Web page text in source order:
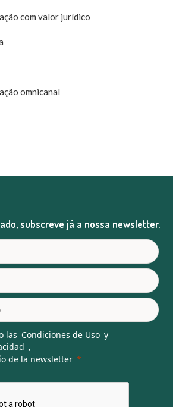
com valor jurídico
omnicanal
subscreve já a nossa newsletter.
las Condiciones de Uso y
,
de la newsletter